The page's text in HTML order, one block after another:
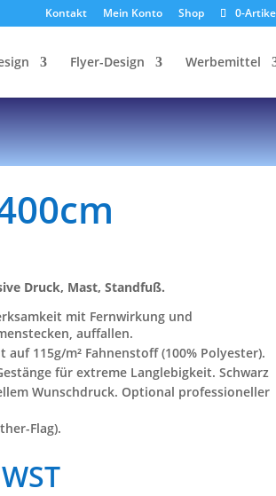
Kontakt Mein Konto Shop 0-
Flyer-Design Werbemittel
Druck, Mast, Standfuß.
mit Fernwirkung und
auffallen.
115g/m² Fahnenstoff (100% Polyester).
für extreme Langlebigkeit. Schwarz
Wunschdruck. Optional professioneller
Flag).